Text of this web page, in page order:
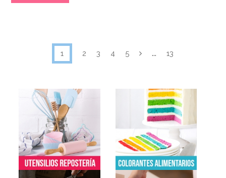
1 2 3 4 5 ... 13